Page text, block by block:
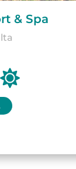
& Spa